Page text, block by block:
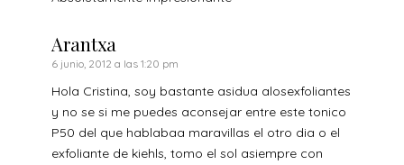
Arantxa
6 junio, 2012 a las 1:20 pm
Hola Cristina, soy bastante asidua alosexfoliantes
y no se si me puedes aconsejar entre este tonico
P50 del que hablabaa maravillas el otro dia o el
exfoliante de kiehls, tomo el sol asiempre con